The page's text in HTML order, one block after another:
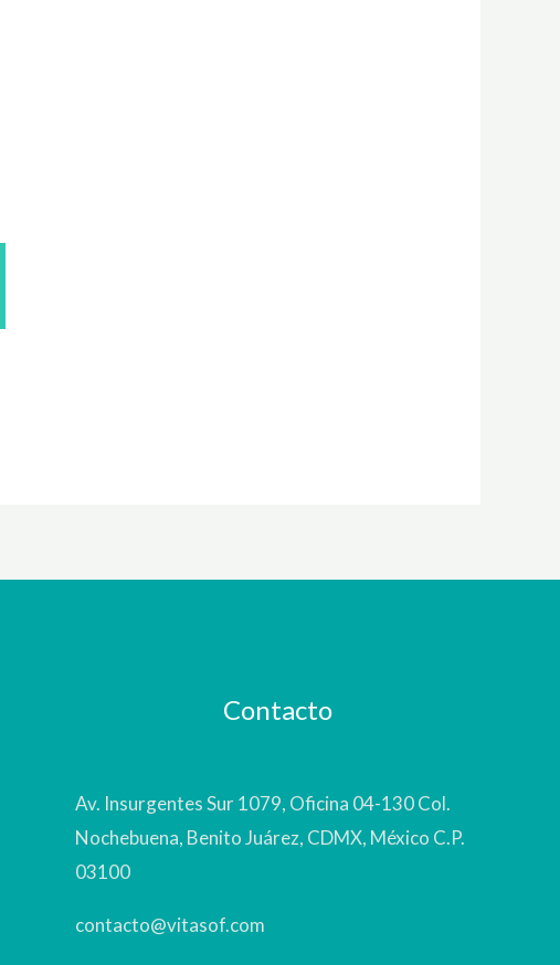
Contacto
Av. Insurgentes Sur 1079, Oficina 04-130 Col.
Nochebuena, Benito Juárez, CDMX, México C.P.
03100
contacto@vitasof.com